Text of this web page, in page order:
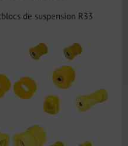
de suspension R33